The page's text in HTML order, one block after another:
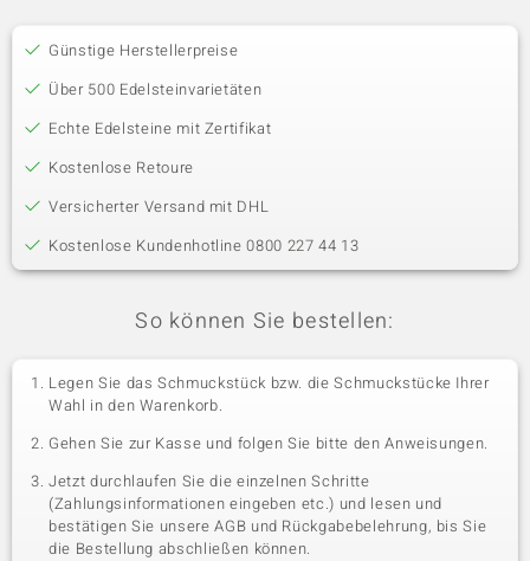
Günstige Herstellerpreise
Über 500 Edelsteinvarietäten
Echte Edelsteine mit Zertifikat
Kostenlose Retoure
Versicherter Versand mit DHL
Kostenlose Kundenhotline 0800 227 44 13
So können Sie bestellen:
Legen Sie das Schmuckstück bzw. die Schmuckstücke Ihrer
Wahl in den Warenkorb.
Gehen Sie zur Kasse und folgen Sie bitte den Anweisungen.
Jetzt durchlaufen Sie die einzelnen Schritte
(Zahlungsinformationen eingeben etc.) und lesen und
bestätigen Sie unsere AGB und Rückgabebelehrung, bis Sie
die Bestellung abschließen können.